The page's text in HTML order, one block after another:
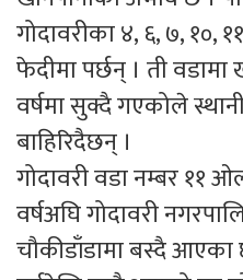
गोदावरीका ४, ६, ७, १०,
फेदीमा पर्छन् । ती
वर्षमा सुक्दै गएकोले
बाहिरिदैछन् ।
गोदावरी वडा नम्बर ११
वर्षअघि गोदावरी
चौकीडाँडामा बस्दै आएका